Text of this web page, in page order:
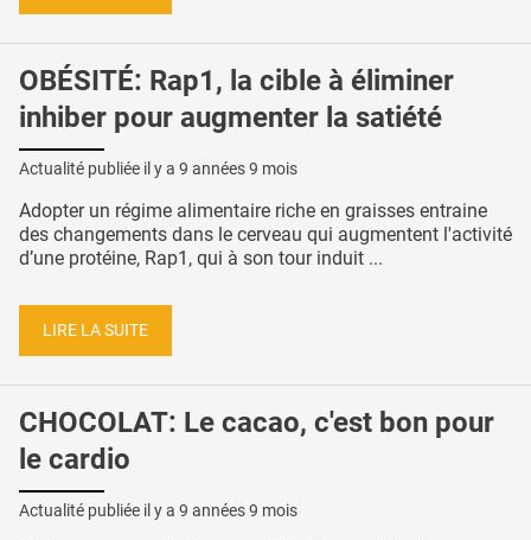
OBÉSITÉ: Rap1, la cible à éliminer
inhiber pour augmenter la satiété
Actualité publiée il y a 9 années 9 mois
Adopter un régime alimentaire riche en graisses entraine
des changements dans le cerveau qui augmentent l'activité
d’une protéine, Rap1, qui à son tour induit ...
LIRE LA SUITE
CHOCOLAT: Le cacao, c'est bon pour
le cardio
Actualité publiée il y a 9 années 9 mois